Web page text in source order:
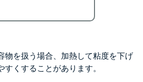
物を扱う場合、加熱して粘度を下げ
すくすることがあります。